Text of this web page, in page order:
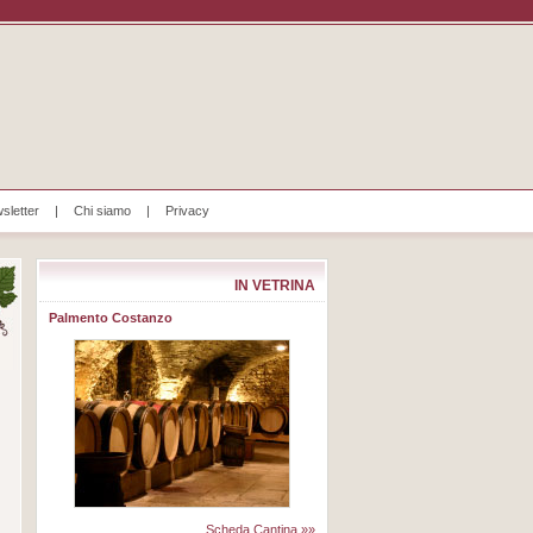
| Chi siamo | Privacy
IN VETRINA
Palmento Costanzo
Scheda Cantina »»